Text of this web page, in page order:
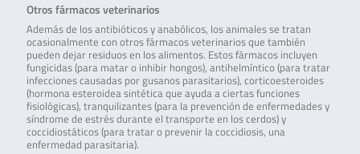
Otros fármacos veterinarios
Además de los antibióticos y anabólicos, los animales se tratan
ocasionalmente con otros fármacos veterinarios que también
pueden dejar residuos en los alimentos. Estos fármacos incluyen
fungicidas (para matar o inhibir hongos), antihelmíntico (para tratar
infecciones causadas por gusanos parasitarios), corticoesteroides
(hormona esteroidea sintética que ayuda a ciertas funciones
fisiológicas), tranquilizantes (para la prevención de enfermedades y
síndrome de estrés durante el transporte en los cerdos) y
coccidiostáticos (para tratar o prevenir la coccidiosis, una
enfermedad parasitaria).